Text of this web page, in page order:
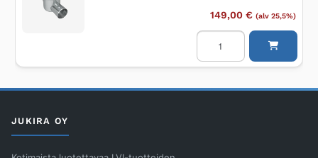
149,00 € (alv 25,5%)
Lattiakaivo
PURUS
75
JUKIRA OY